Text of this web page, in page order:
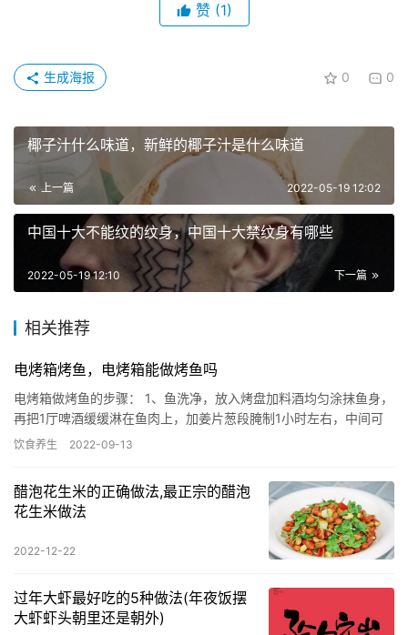
赞 (1)
0 0
生成海报
椰子汁什么味道，新鲜的椰子汁是什么味道
上一篇 2022-05-19 12:02
中国十大不能纹的纹身，中国十大禁纹身有哪些
下一篇
2022-05-19 12:10
相关推荐
电烤箱烤鱼，电烤箱能做烤鱼吗
电烤箱做烤鱼的步骤： 1、鱼洗净，放入烤盘加料酒均匀涂抹鱼身，
再把1厅啤酒缓缓淋在鱼肉上，加姜片葱段腌制1小时左右，中间可
以把鱼翻面，酒水用勺子淋几遍鱼。 2、把青红辣椒，洋葱，芹…
饮食养生 2022-09-13
醋泡花生米的正确做法,最正宗的醋泡
花生米做法
2022-12-22
过年大虾最好吃的5种做法(年夜饭摆
大虾虾头朝里还是朝外)